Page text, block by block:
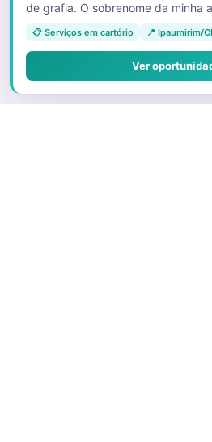
de grafia. O sobrenome da minha avó está errado na
não está conseguindo emitir as
foram furtados. 11992613079
📋 Serviços em cartório 📍 Ipaumirim/
Ver